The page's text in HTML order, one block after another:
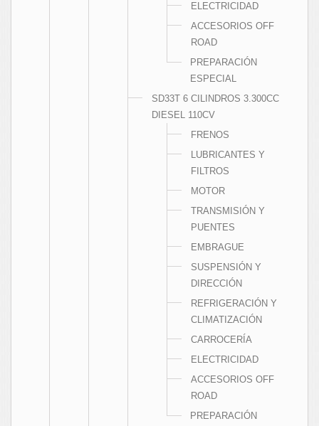
ELECTRICIDAD
ACCESORIOS OFF
ROAD
PREPARACIÓN
ESPECIAL
SD33T 6 CILINDROS 3.300CC
DIESEL 110CV
FRENOS
LUBRICANTES Y
FILTROS
MOTOR
TRANSMISIÓN Y
PUENTES
EMBRAGUE
SUSPENSIÓN Y
DIRECCIÓN
REFRIGERACIÓN Y
CLIMATIZACIÓN
CARROCERÍA
ELECTRICIDAD
ACCESORIOS OFF
ROAD
PREPARACIÓN